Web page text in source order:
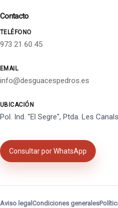
Contacto
TELÉFONO
973 21 60 45
EMAIL
info@desguacespedros.es
UBICACIÓN
Pol. Ind. "El Segre", Ptda. Les
Consultar por WhatsApp
Aviso legal Condiciones generales